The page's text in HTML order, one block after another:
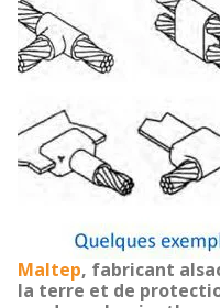
Maltep, fabricant
la terre et de